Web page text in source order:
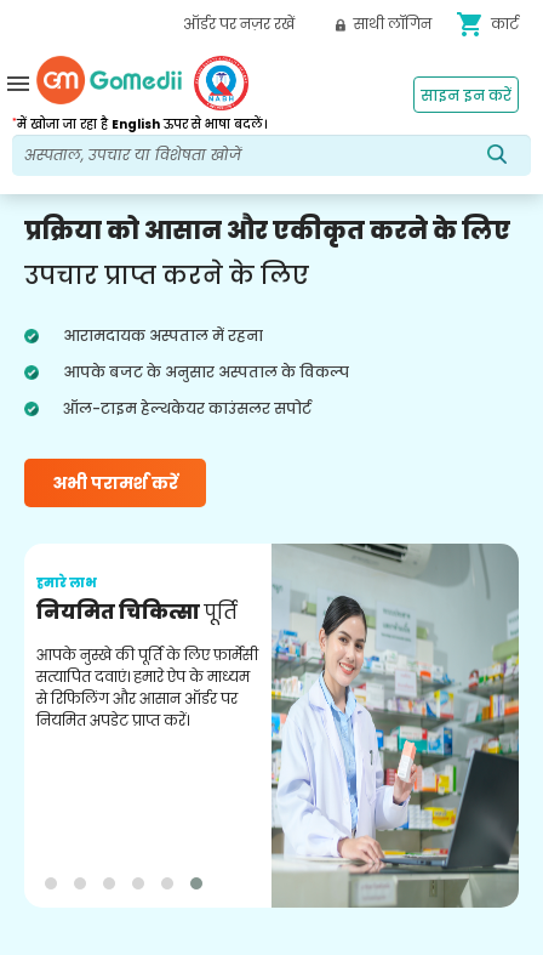
ऑर्डर पर नज़र रखें साथी लॉगिन shopping_cart कार्ट
*में खोजा जा रहा है Englishऊपर से भाषा बदलें।
साइन इन करें
menu
प्रक्रिया को आसान और एकीकृत करने के लिए
उपचार प्राप्त करने के लिए
आरामदायक अस्पताल में रहना
आपके बजट के अनुसार अस्पताल के विकल्प
ऑल-टाइम हेल्थकेयर काउंसलर सपोर्ट
अभी परामर्श करें
हमारे लाभ
नियमित चिकित्सापूर्ति
आपके नुस्खे की पूर्ति के लिए फ़ार्मेसी
सत्यापित दवाएं। हमारे ऐप के माध्यम
से रिफिलिंग और आसान ऑर्डर पर
नियमित अपडेट प्राप्त करें।